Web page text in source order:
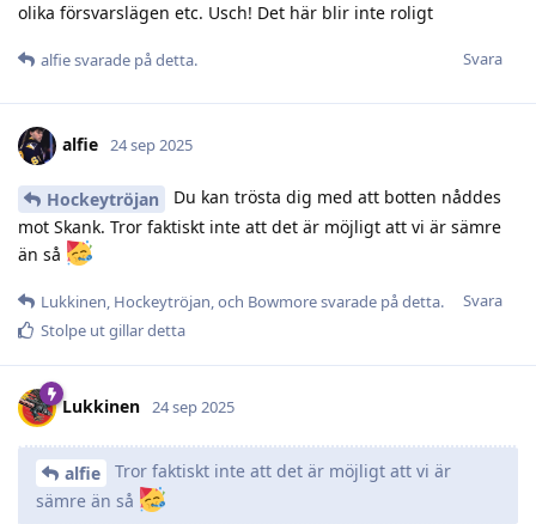
olika försvarslägen etc. Usch! Det här blir inte roligt
Svara
alfiesvarade på detta.
alfie 24 sep 2025
Hockeytröjan
Du kan trösta dig med att botten nåddes
mot Skank. Tror faktiskt inte att det är möjligt att vi är sämre
än så
Svara
Lukkinen, Hockeytröjan, och Bowmoresvarade på detta.
Stolpe utgillar detta
Lukkinen 24 sep 2025
alfie
Tror faktiskt inte att det är möjligt att vi är
sämre än så